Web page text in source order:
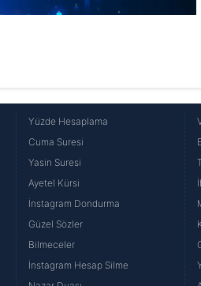
vasıtasıyla belirleyebilirsiniz.
Yüzde Hesaplama
Cuma Suresi
Yasin Suresi
Ayetel Kürsi
İnstagram Dondurma
Güzel Sözler
Bilmeceler
İnstagram Hesap Silme